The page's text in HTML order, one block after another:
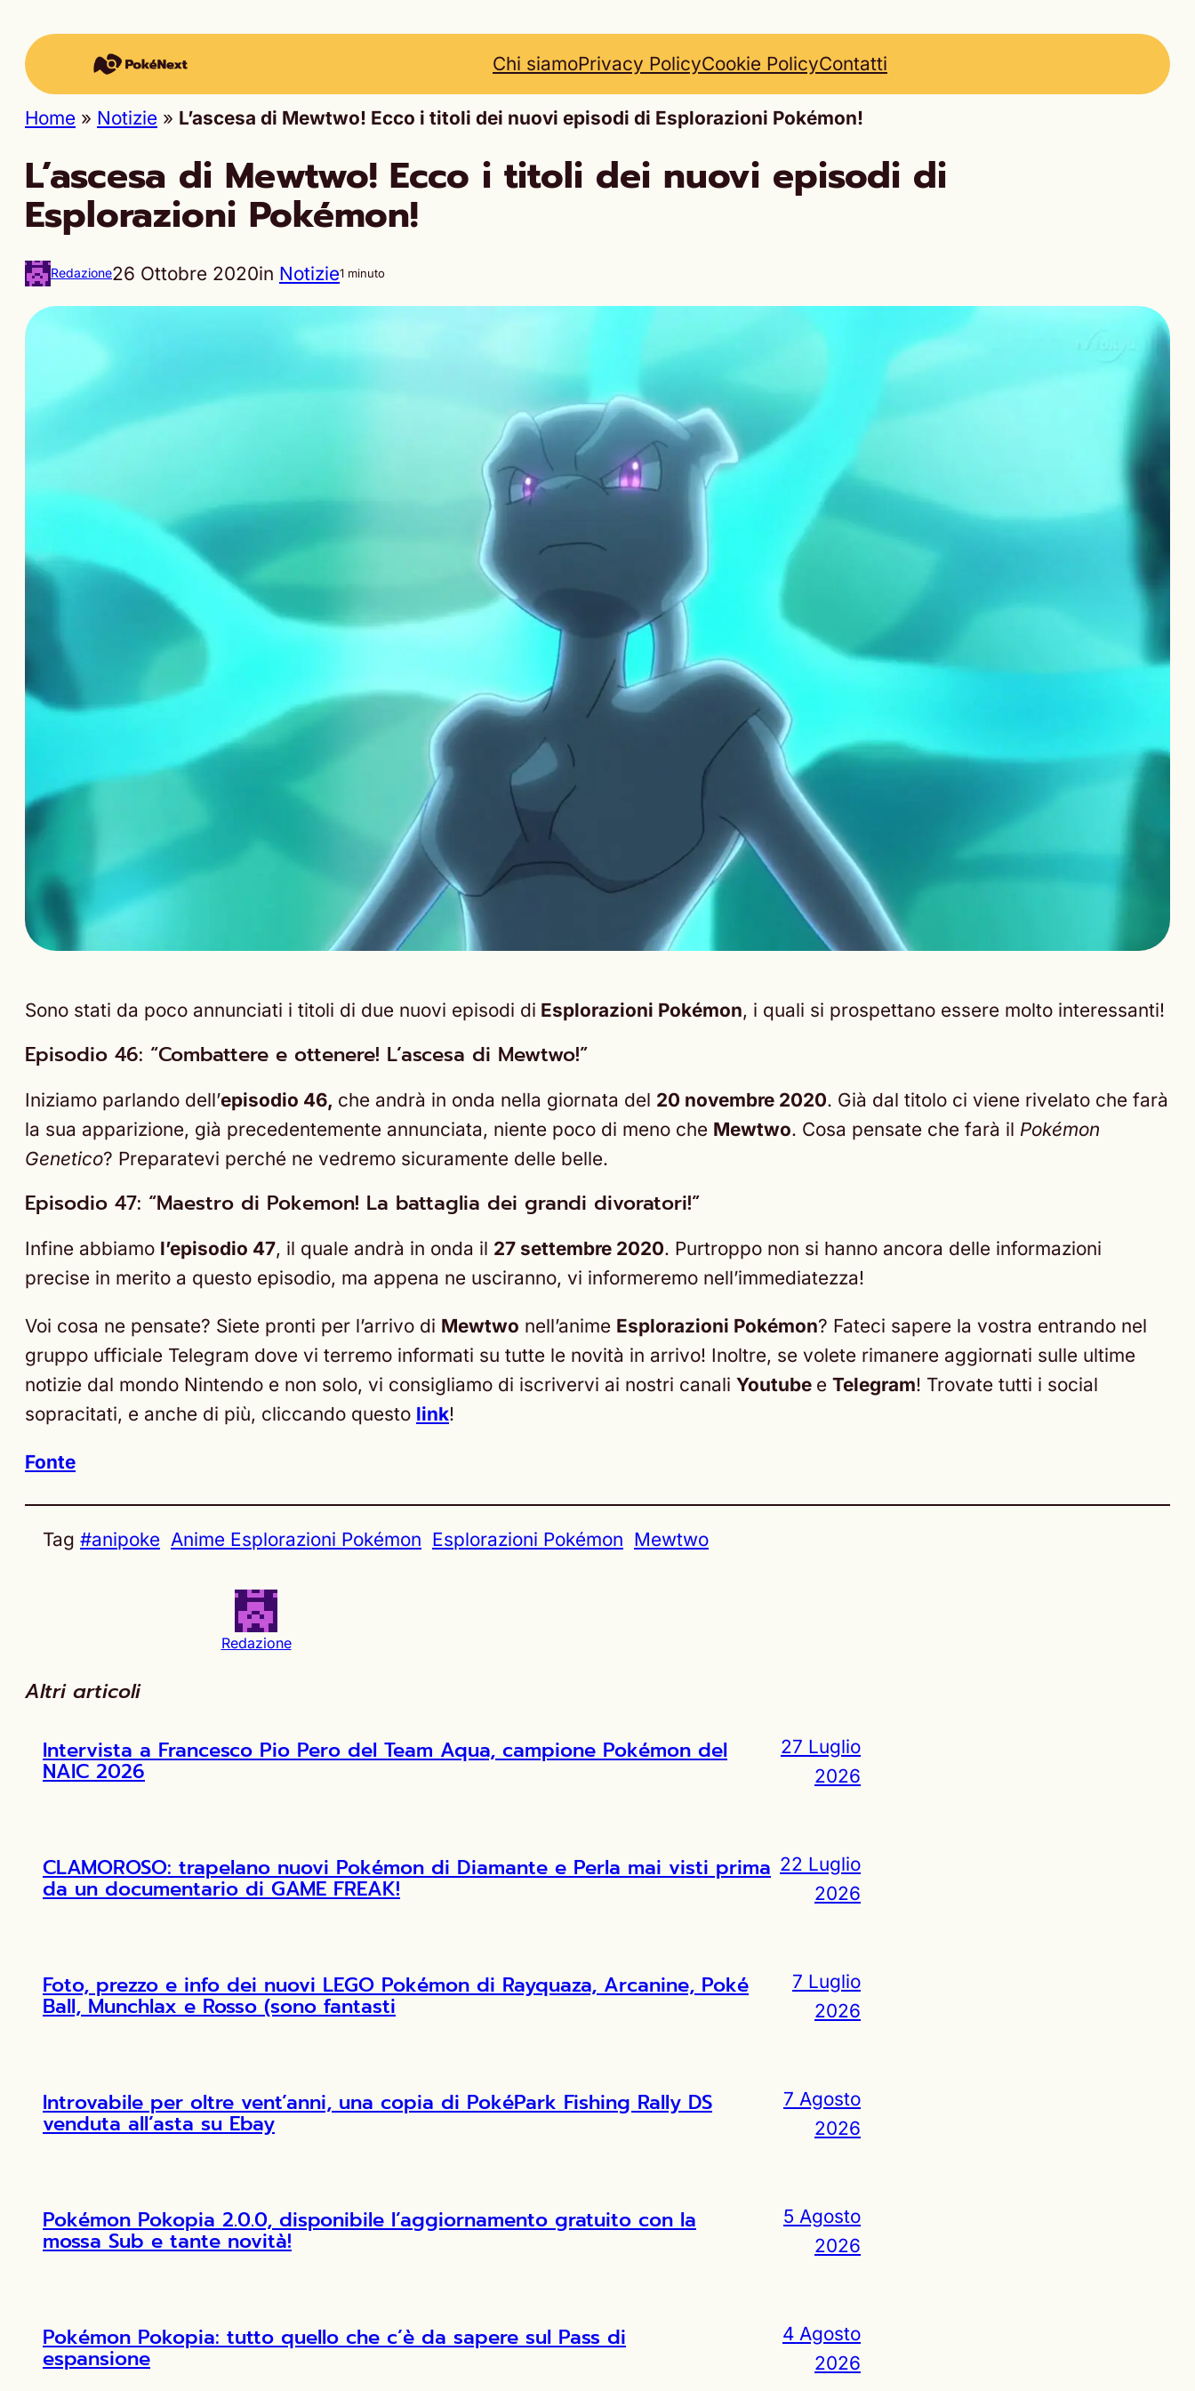
Chi siamoPrivacy PolicyCookie PolicyContatti
Home » Notizie » L’ascesa di Mewtwo! Ecco i titoli dei nuovi episodi di Esplorazioni Pokémon!
L’ascesa di Mewtwo! Ecco i titoli dei nuovi episodi di
Esplorazioni Pokémon!
Redazione26 Ottobre 2020in Notizie1 minuto
Sono stati da poco annunciati i titoli di due nuovi episodi di Esplorazioni Pokémon, i quali si prospettano essere molto interessanti!
Episodio 46: “Combattere e ottenere! L’ascesa di Mewtwo!”
Iniziamo parlando dell’episodio 46, che andrà in onda nella giornata del 20 novembre 2020. Già dal titolo ci viene rivelato che farà
la sua apparizione, già precedentemente annunciata, niente poco di meno che Mewtwo. Cosa pensate che farà il Pokémon
Genetico? Preparatevi perché ne vedremo sicuramente delle belle.
Episodio 47: “Maestro di Pokemon! La battaglia dei grandi divoratori!”
Infine abbiamo l’episodio 47, il quale andrà in onda il 27 settembre 2020. Purtroppo non si hanno ancora delle informazioni
precise in merito a questo episodio, ma appena ne usciranno, vi informeremo nell’immediatezza!
Voi cosa ne pensate? Siete pronti per l’arrivo di Mewtwo nell’anime Esplorazioni Pokémon? Fateci sapere la vostra entrando nel
gruppo ufficiale Telegram dove vi terremo informati su tutte le novità in arrivo! Inoltre, se volete rimanere aggiornati sulle ultime
notizie dal mondo Nintendo e non solo, vi consigliamo di iscrivervi ai nostri canali Youtube e Telegram! Trovate tutti i social
sopracitati, e anche di più, cliccando questo link!
Fonte
Tag #anipoke Anime Esplorazioni Pokémon Esplorazioni Pokémon Mewtwo
Redazione
Altri articoli
Intervista a Francesco Pio Pero del Team Aqua, campione Pokémon del
NAIC 2026
27 Luglio
2026
CLAMOROSO: trapelano nuovi Pokémon di Diamante e Perla mai visti prima
da un documentario di GAME FREAK!
22 Luglio
2026
Foto, prezzo e info dei nuovi LEGO Pokémon di Rayquaza, Arcanine, Poké
Ball, Munchlax e Rosso (sono fantasti
7 Luglio
2026
Introvabile per oltre vent’anni, una copia di PokéPark Fishing Rally DS
venduta all’asta su Ebay
7 Agosto
2026
Pokémon Pokopia 2.0.0, disponibile l’aggiornamento gratuito con la
mossa Sub e tante novità!
5 Agosto
2026
Pokémon Pokopia: tutto quello che c’è da sapere sul Pass di
espansione
4 Agosto
2026